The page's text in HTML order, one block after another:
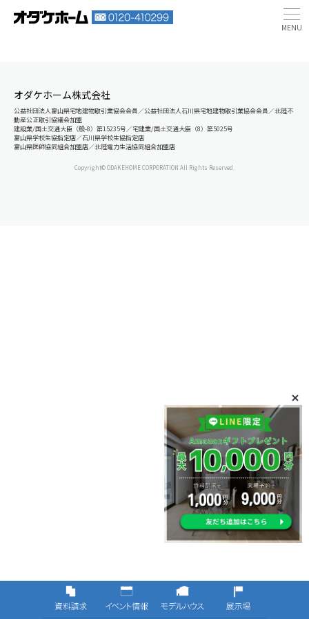
オダケホーム株式会社
公益社団法人富山県宅地建物取引業協会会員／公益社団法人石川県宅地建物取引業協会会員／北陸不
動産公正取引協議会加盟
建設業/国土交通大臣（般-8）第15235号／宅建業/国土交通大臣（8）第5025号
富山県学校生協指定店／石川県学校生協指定店
富山県医師協同組合加盟店／北陸電力生活協同組合加盟店
Copyright© ODAKEHOME CORPORATION All Rights Reserved.